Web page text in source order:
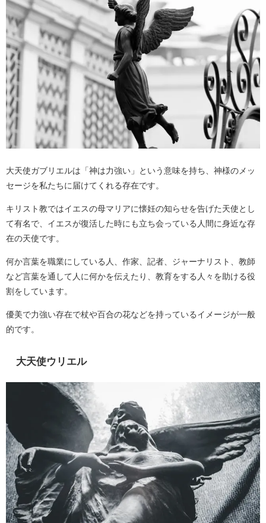
大天使ガブリエルは「神は力強い」という意味を持ち、神様のメッ
セージを私たちに届けてくれる存在です。
キリスト教ではイエスの母マリアに懐妊の知らせを告げた天使とし
て有名で、イエスが復活した時にも立ち会っている人間に身近な存
在の天使です。
何か言葉を職業にしている人、作家、記者、ジャーナリスト、教師
など言葉を通して人に何かを伝えたり、教育をする人々を助ける役
割をしています。
優美で力強い存在で杖や百合の花などを持っているイメージが一般
的です。
大天使ウリエル